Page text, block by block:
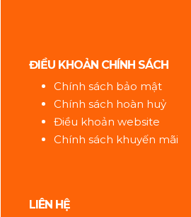
ĐIỀU KHOẢN CHÍNH SÁCH
Chính sách bảo mật
Chính sách hoàn huỷ
Điều khoản website
Chính sách khuyến mãi
LIÊN HỆ